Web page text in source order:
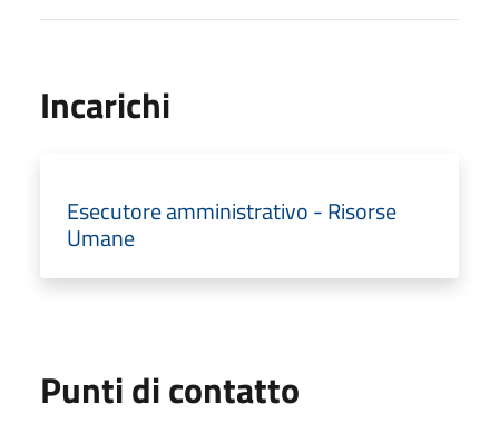
Incarichi
Esecutore amministrativo - Risorse
Umane
Punti di contatto